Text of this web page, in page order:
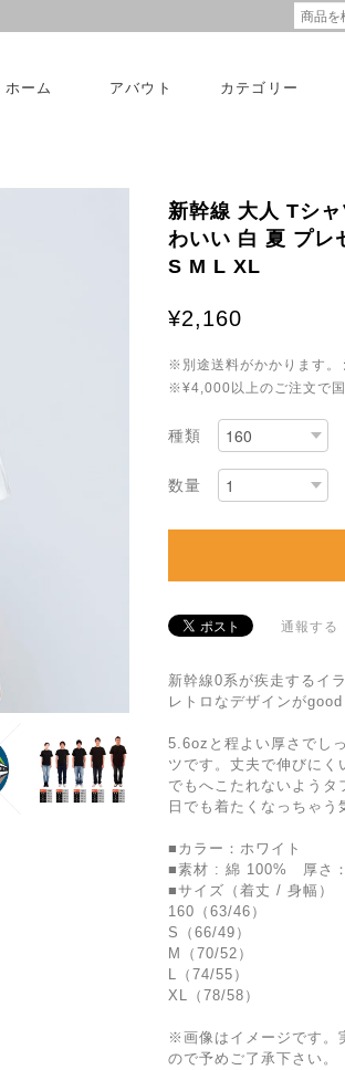
ホーム アバウト カテゴリー
新幹線 大人 Tシ
わいい 白 夏 プレ
S M L XL
¥2,160
※別途送料がかかります。
※¥4,000以上のご注文で国
種類
数量
通報する
新幹線0系が疾走するイ
レトロなデザインがgood
5.6ozと程よい厚さでし
ツです。丈夫で伸びに
でもへこたれないよう
日でも着たくなっちゃう
■カラー：ホワイト
■素材 : 綿 100% 厚さ
■サイズ（着丈 / 身幅）
160（63/46）
S（66/49）
M（70/52）
L（74/55）
XL（78/58）
※画像はイメージです。
ので予めご了承下さい。